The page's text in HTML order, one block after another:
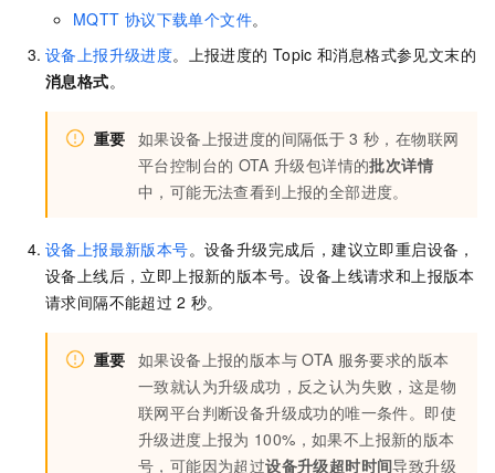
MQTT 协议下载单个文件。
设备上报升级进度。上报进度的 Topic 和消息格式参见文末的
消息格式。
重要 如果设备上报进度的间隔低于 3 秒，在物联网
平台控制台的 OTA 升级包详情的批次详情
中，可能无法查看到上报的全部进度。
设备上报最新版本号。设备升级完成后，建议立即重启设备，
设备上线后，立即上报新的版本号。设备上线请求和上报版本
请求间隔不能超过 2 秒。
重要 如果设备上报的版本与 OTA 服务要求的版本
一致就认为升级成功，反之认为失败，这是物
联网平台判断设备升级成功的唯一条件。即使
升级进度上报为 100%，如果不上报新的版本
号，可能因为超过设备升级超时时间导致升级